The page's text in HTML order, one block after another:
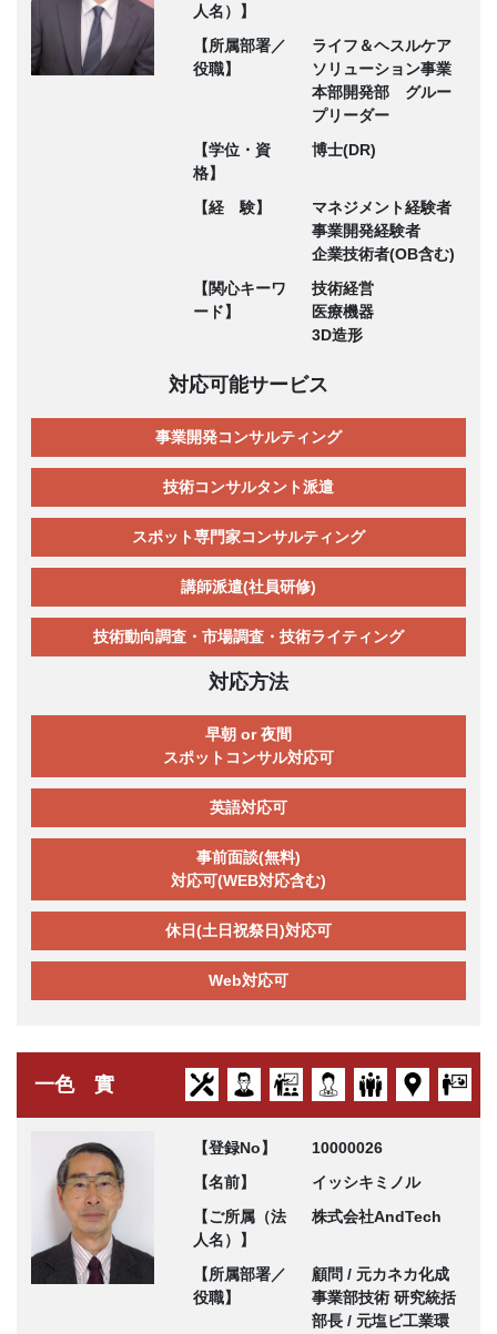
人名）】
【所属部署／
役職】
ライフ＆ヘスルケア
ソリューション事業
本部開発部 グルー
プリーダー
【学位・資
格】
博士(DR)
【経 験】
マネジメント経験者
事業開発経験者
企業技術者(OB含む)
【関心キーワ
ード】
技術経営
医療機器
3D造形
対応可能サービス
事業開発コンサルティング
技術コンサルタント派遣
スポット専門家コンサルティング
講師派遣(社員研修)
技術動向調査・市場調査・技術ライティング
対応方法
早朝 or 夜間
スポットコンサル対応可
英語対応可
事前面談(無料)
対応可(WEB対応含む)
休日(土日祝祭日)対応可
Web対応可
一色 實
【登録No】
10000026
【名前】
イッシキミノル
【ご所属（法
人名）】
株式会社AndTech
【所属部署／
役職】
顧問 / 元カネカ化成
事業部技術 研究統括
部長 / 元塩ビ工業環